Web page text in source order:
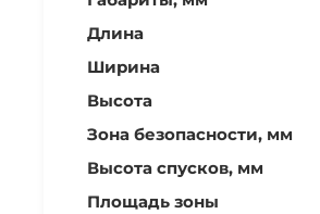
Длина
Ширина
Высота
Зона безопасности, мм
Высота спусков, мм
Площадь зоны